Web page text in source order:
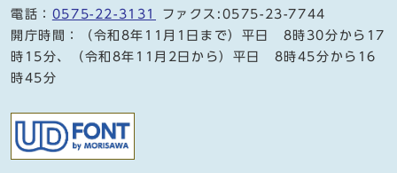
電話： 0575-22-3131
ファクス:0575-23-7744
開庁時間：（令和8年11月1日まで）平日 8時30分から17
時15分、（令和8年11月2日から）平日 8時45分から16
時45分